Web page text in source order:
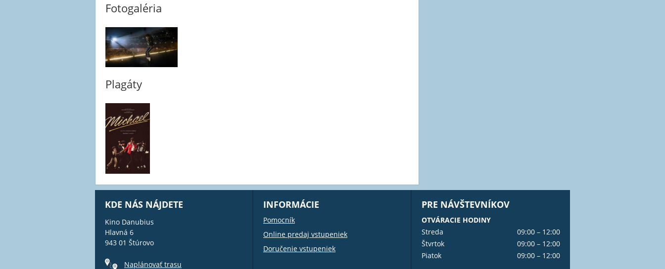
Fotogaléria
Plagáty
KDE NÁS NÁJDETE
Kino Danubius
Hlavná 6
943 01 Štúrovo
Naplánovať trasu
INFORMÁCIE
Pomocník
Online predaj vstupeniek
Doručenie vstupeniek
PRE NÁVŠTEVNÍKOV
OTVÁRACIE HODINY
Streda
09:00 – 12:00
Štvrtok
09:00 – 12:00
Piatok
09:00 – 12:00